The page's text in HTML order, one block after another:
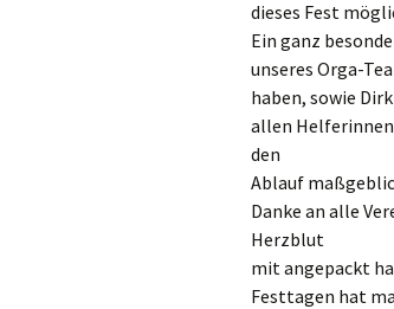
dieses Fest
Ein ganz
unseres Orga-
haben, sowie
allen
den
Ablauf
Danke an alle
Herzblut
mit angepackt
Festtagen hat